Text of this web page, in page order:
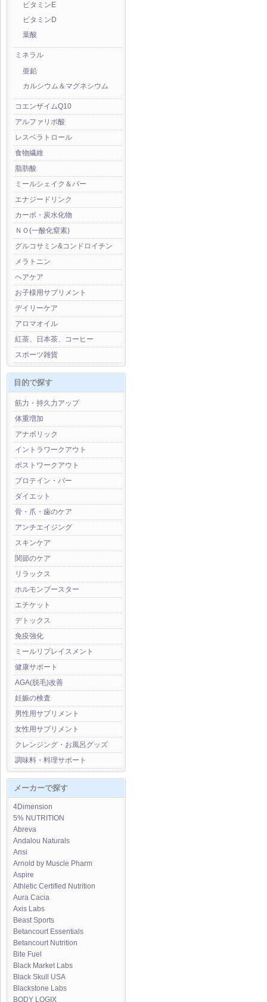
ビタミンE
ビタミンD
葉酸
ミネラル
亜鉛
カルシウム＆マグネシウム
コエンザイムQ10
アルファリポ酸
レスベラトロール
食物繊維
脂肪酸
ミールシェイク＆バー
エナジードリンク
カーボ・炭水化物
ＮＯ(一酸化窒素)
グルコサミン&コンドロイチン
メラトニン
ヘアケア
お子様用サプリメント
デイリーケア
アロマオイル
紅茶、日本茶、コーヒー
スポーツ雑貨
目的で探す
筋力・持久力アップ
体重増加
アナボリック
イントラワークアウト
ポストワークアウト
プロテイン・バー
ダイエット
骨・爪・歯のケア
アンチエイジング
スキンケア
関節のケア
リラックス
ホルモンブースター
エチケット
デトックス
免疫強化
ミールリプレイスメント
健康サポート
AGA(脱毛)改善
妊娠の検査
男性用サプリメント
女性用サプリメント
クレンジング・お風呂グッズ
調味料・料理サポート
メーカーで探す
4Dimension
5% NUTRITION
Abreva
Andalou Naturals
Ansi
Arnold by Muscle Pharm
Aspire
Athletic Certified Nutrition
Aura Cacia
Axis Labs
Beast Sports
Betancourt Essentials
Betancourt Nutrition
Bite Fuel
Black Market Labs
Black Skull USA
Blackstone Labs
BODY LOGIX